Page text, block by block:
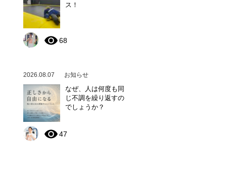
ス！
68
2026.08.07 お知らせ
なぜ、人は何度も同
じ不調を繰り返すの
でしょうか？
47